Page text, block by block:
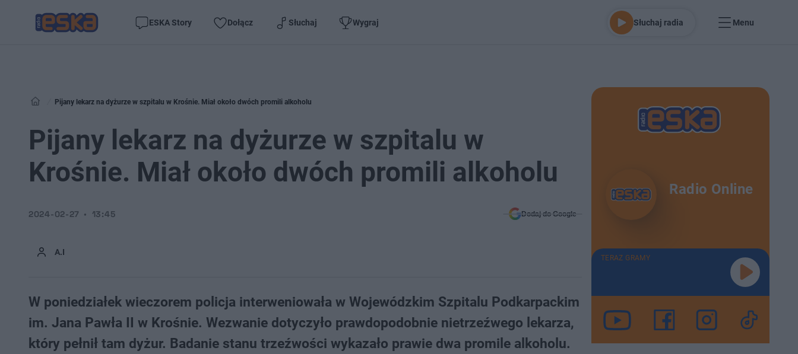
ESKA Story Dołącz Słuchaj Wygraj Słuchaj radia Menu
Pijany lekarz na dyżurze w szpitalu w Krośnie. Miał około dwóch promili alkoholu
Pijany lekarz na dyżurze w szpitalu w
Krośnie. Miał około dwóch promili alkoholu
A.I
2024-02-27 13:45 Dodaj do Google
W poniedziałek wieczorem policja interweniowała w Wojewódzkim Szpitalu Podkarpackim
im. Jana Pawła II w Krośnie. Wezwanie dotyczyło prawdopodobnie nietrzeźwego lekarza,
który pełnił tam dyżur. Badanie stanu trzeźwości wykazało prawie dwa promile alkoholu.
Radio Online
TERAZ GRAMY